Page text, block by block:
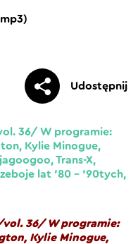
Udostępnij
36/ W programie:
Kylie Minogue,
Trans-X,
lat ’80 – ’90tych,
vol. 36/ W programie:
Kylie Minogue,